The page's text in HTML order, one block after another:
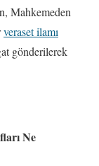
Mahkemeden
veraset ilamı
gönderilerek
Ne